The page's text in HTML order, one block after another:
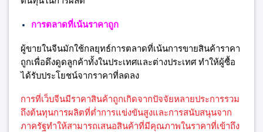
การตลาดที่เน้นราคาถูก
ผู้ขายในจีนมักใช้กลยุทธ์การตลาดที่เน้นการขายสินค้าราคา
ถูกเพื่อดึงดูดลูกค้าทั้งในประเทศและต่างประเทศ ทำให้ผู้ซื้อ
ได้รับประโยชน์จากราคาที่ลดลง
การที่เว็บจีนมีราคาสินค้าถูกเกิดจากปัจจัยหลายประการรวม
ถึงต้นทุนการผลิตที่ต่ำการแข่งขันสูงและการสนับสนุนจาก
ภาครัฐทำให้สามารถเสนอสินค้าที่มีคุณภาพในราคาที่เข้าถึง